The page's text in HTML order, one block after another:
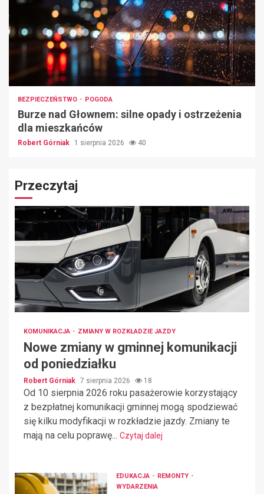
BEZPIECZEŃSTWO POGODA
Burze nad Głownem: silne opady i ostrzeżenia
dla mieszkańców
Robert Górniak 1 sierpnia 2026 40
Przeczytaj
KOMUNIKACJA ZMIANY W ROZKŁADZIE JAZDY
Nowe zmiany w gminnej komunikacji
od poniedziałku
Robert Górniak 7 sierpnia 2026 18
Od 10 sierpnia 2026 roku pasażerowie korzystający
z bezpłatnej komunikacji gminnej mogą spodziewać
się kilku modyfikacji w rozkładzie jazdy. Zmiany te
mają na celu poprawę... Czytaj dalej
EDUKACJA
REMONTY
WYDARZENIA